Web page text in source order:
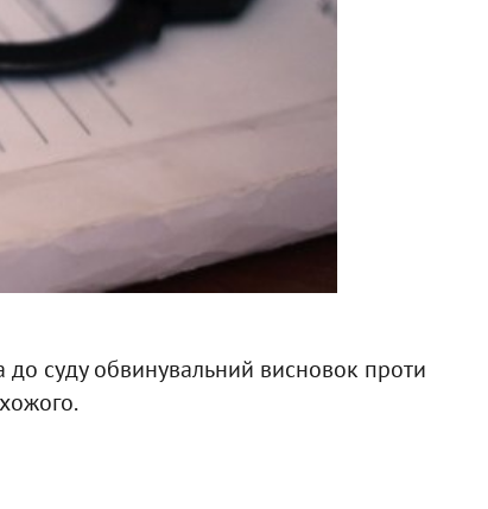
до суду обвинувальний висновок проти